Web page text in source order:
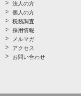
法人の方
個人の方
税務調査
採用情報
メルマガ
アクセス
お問い合わせ